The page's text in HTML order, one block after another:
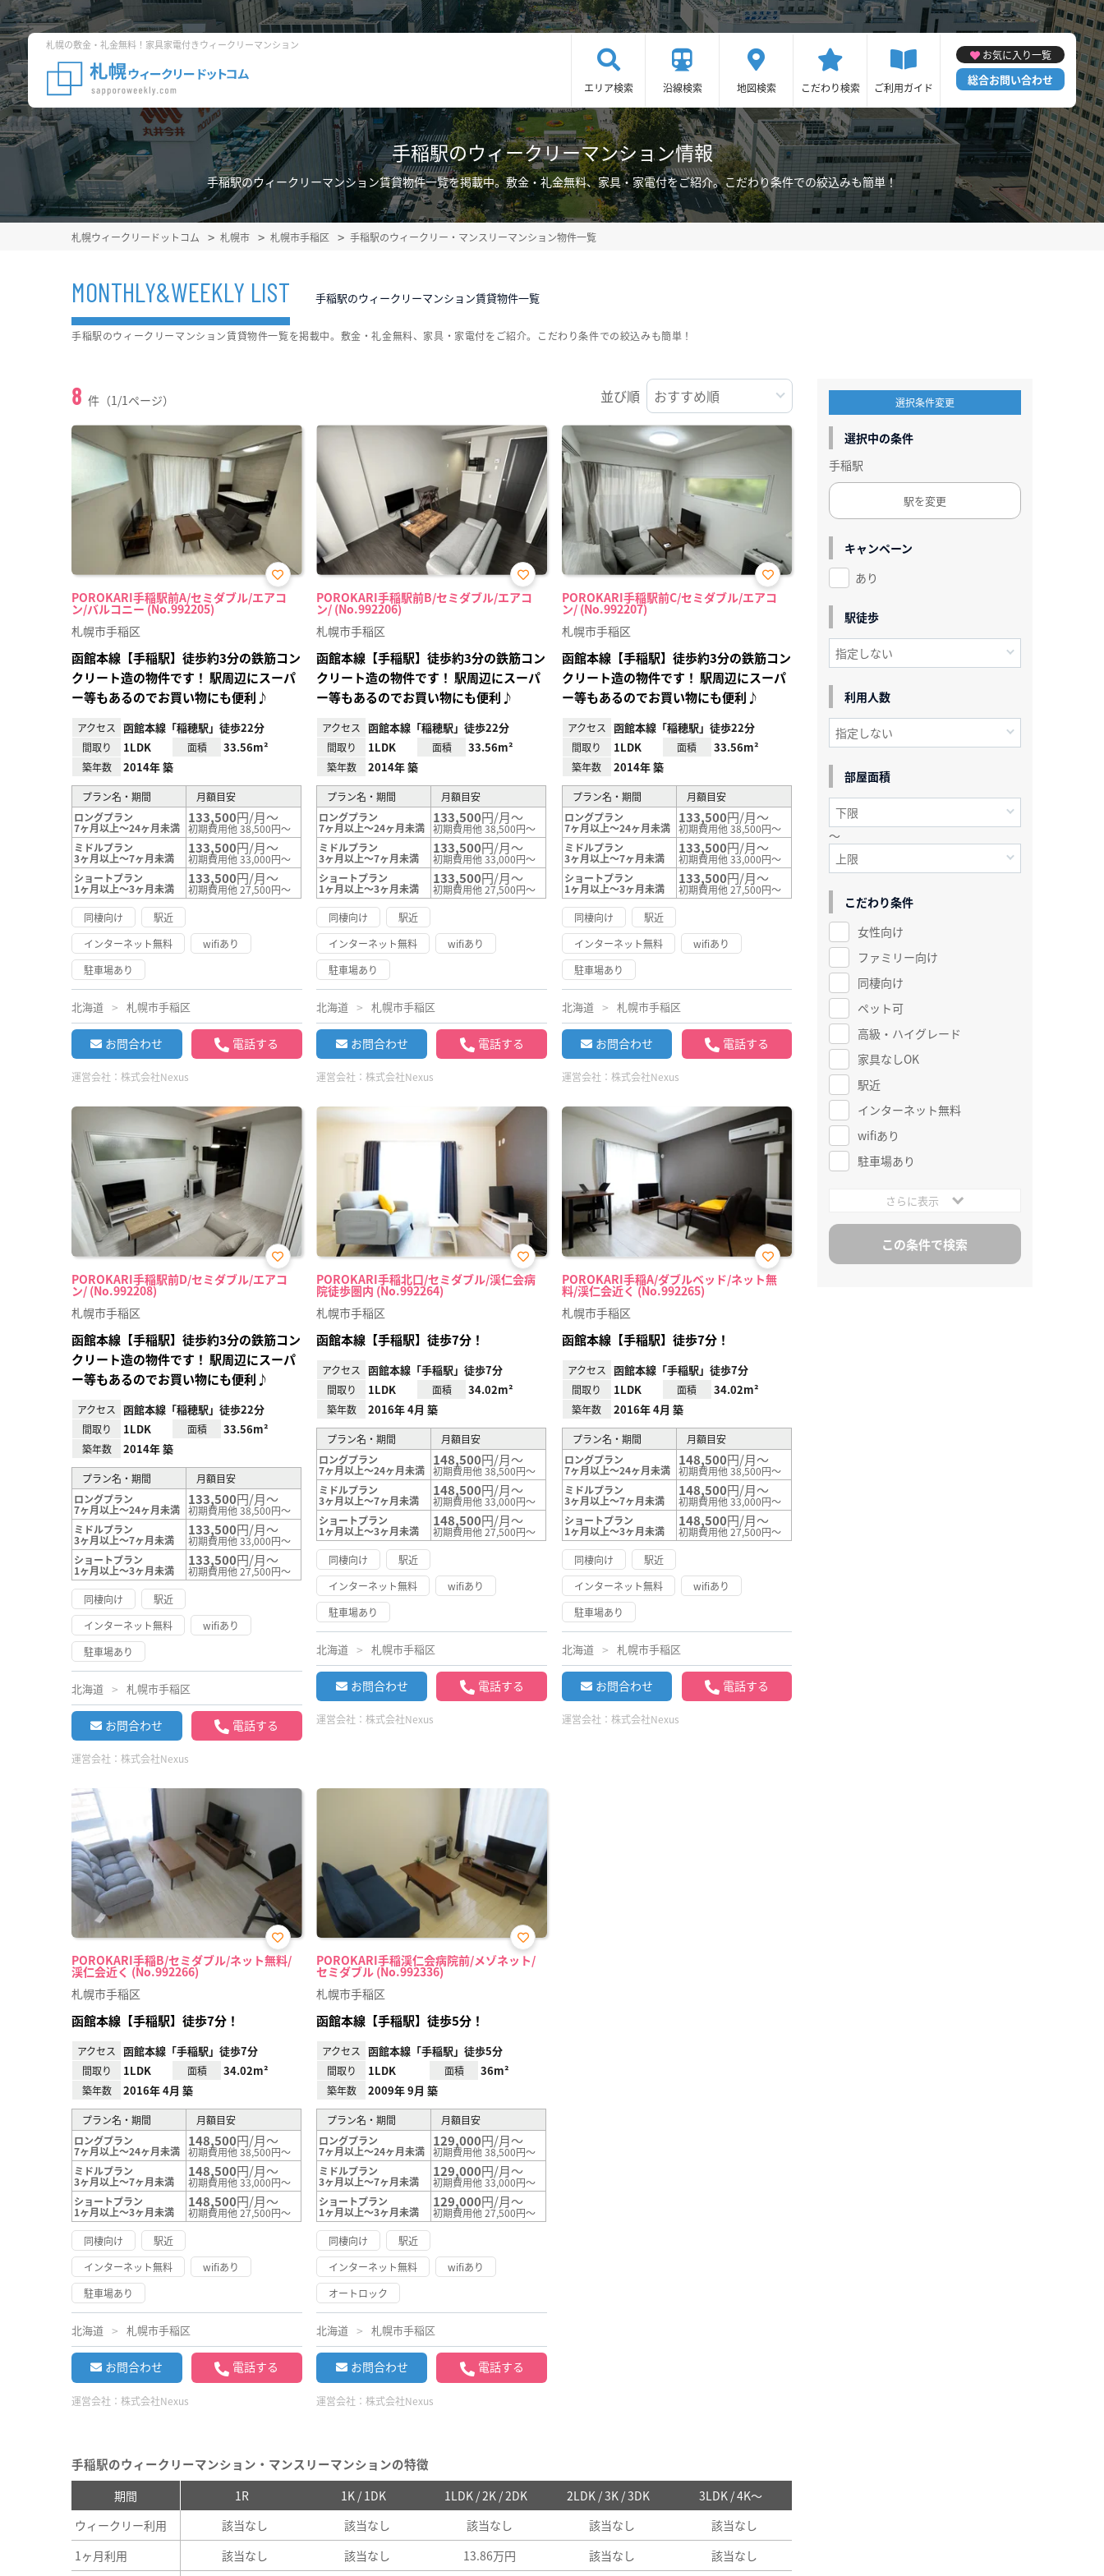
札幌の敷金・礼金無料！家具家電付きウィークリーマンション
エリア検索 沿線検索 地図検索 こだわり検索 ご利用ガイド
お気に入り一覧
総合お問い合わせ
手稲駅のウィークリーマンション情報
手稲駅のウィークリーマンション賃貸物件一覧を掲載中。敷金・礼金無料、家具・家電付をご紹介。こだわり条件での絞込みも簡単！
札幌ウィークリードットコム 札幌市 札幌市手稲区 手稲駅のウィークリー・マンスリーマンション物件一覧
MONTHLY&WEEKLY LIST 手稲駅のウィークリーマンション賃貸物件一覧
8 件（1/1ページ） 並び順
POROKARI手稲駅前A/セミダブル/エアコ
ン/バルコニー (No.992205)
お気
に入
札幌市手稲区
函館本線【手稲駅】徒歩約3分の鉄筋コン
クリート造の物件です！ 駅周辺にスーパ
ー等もあるのでお買い物にも便利♪
アクセス 函館本線「稲穂駅」徒歩22分
間取り 1LDK 面積 33.56m²
築年数 2014年 築
プラン名・期間
月額目安
ロングプラン
7ヶ月以上～24ヶ月未満
133,500円/月～
初期費用他 38,500円～
ミドルプラン
3ヶ月以上～7ヶ月未満
133,500円/月～
初期費用他 33,000円～
ショートプラン
1ヶ月以上～3ヶ月未満
133,500円/月～
初期費用他 27,500円～
同棲向け
駅近
インターネット無料
wifiあり
駐車場あり
北海道 札幌市手稲区
お問合わせ 電話する
運営会社： 株式会社Nexus
POROKARI手稲駅前B/セミダブル/エアコ
ン/ (No.992206)
お気
に入
札幌市手稲区
函館本線【手稲駅】徒歩約3分の鉄筋コン
クリート造の物件です！ 駅周辺にスーパ
ー等もあるのでお買い物にも便利♪
アクセス 函館本線「稲穂駅」徒歩22分
間取り 1LDK 面積 33.56m²
築年数 2014年 築
プラン名・期間
月額目安
ロングプラン
7ヶ月以上～24ヶ月未満
133,500円/月～
初期費用他 38,500円～
ミドルプラン
3ヶ月以上～7ヶ月未満
133,500円/月～
初期費用他 33,000円～
ショートプラン
1ヶ月以上～3ヶ月未満
133,500円/月～
初期費用他 27,500円～
同棲向け
駅近
インターネット無料
wifiあり
駐車場あり
北海道 札幌市手稲区
お問合わせ 電話する
運営会社：株式会社Nexus
POROKARI手稲駅前C/セミダブル/エアコ
ン/ (No.992207)
お気
に入
札幌市手稲区
函館本線【手稲駅】徒歩約3分の鉄筋コン
クリート造の物件です！ 駅周辺にスーパ
ー等もあるのでお買い物にも便利♪
アクセス 函館本線「稲穂駅」徒歩22分
間取り 1LDK 面積 33.56m²
築年数 2014年 築
プラン名・期間
月額目安
ロングプラン
7ヶ月以上～24ヶ月未満
133,500円/月～
初期費用他 38,500円～
ミドルプラン
3ヶ月以上～7ヶ月未満
133,500円/月～
初期費用他 33,000円～
ショートプラン
1ヶ月以上～3ヶ月未満
133,500円/月～
初期費用他 27,500円～
同棲向け
駅近
インターネット無料
wifiあり
駐車場あり
北海道 札幌市手稲区
お問合わせ 電話する
運営会社： 株式会社Nexus
POROKARI手稲駅前D/セミダブル/エアコ
ン/ (No.992208)
お気
に入
札幌市手稲区
函館本線【手稲駅】徒歩約3分の鉄筋コン
クリート造の物件です！ 駅周辺にスーパ
ー等もあるのでお買い物にも便利♪
アクセス 函館本線「稲穂駅」徒歩22分
間取り 1LDK 面積 33.56m²
築年数 2014年 築
プラン名・期間
月額目安
ロングプラン
7ヶ月以上～24ヶ月未満
133,500円/月～
初期費用他 38,500円～
ミドルプラン
3ヶ月以上～7ヶ月未満
133,500円/月～
初期費用他 33,000円～
ショートプラン
1ヶ月以上～3ヶ月未満
133,500円/月～
初期費用他 27,500円～
同棲向け
駅近
インターネット無料
wifiあり
駐車場あり
北海道 札幌市手稲区
お問合わせ 電話する
運営会社： 株式会社Nexus
POROKARI手稲北口/セミダブル/渓仁会病
院徒歩圏内 (No.992264)
お気
に入
札幌市手稲区
函館本線【手稲駅】徒歩7分！
アクセス 函館本線「手稲駅」徒歩7分
間取り 1LDK 面積 34.02m²
築年数 2016年 4月 築
プラン名・期間
月額目安
ロングプラン
7ヶ月以上～24ヶ月未満
148,500円/月～
初期費用他 38,500円～
ミドルプラン
3ヶ月以上～7ヶ月未満
148,500円/月～
初期費用他 33,000円～
ショートプラン
1ヶ月以上～3ヶ月未満
148,500円/月～
初期費用他 27,500円～
同棲向け
駅近
インターネット無料
wifiあり
駐車場あり
北海道 札幌市手稲区
お問合わせ 電話する
運営会社：株式会社Nexus
POROKARI手稲A/ダブルベッド/ネット無
料/渓仁会近く (No.992265)
お気
に入
札幌市手稲区
函館本線【手稲駅】徒歩7分！
アクセス 函館本線「手稲駅」徒歩7分
間取り 1LDK 面積 34.02m²
築年数 2016年 4月 築
プラン名・期間
月額目安
ロングプラン
7ヶ月以上～24ヶ月未満
148,500円/月～
初期費用他 38,500円～
ミドルプラン
3ヶ月以上～7ヶ月未満
148,500円/月～
初期費用他 33,000円～
ショートプラン
1ヶ月以上～3ヶ月未満
148,500円/月～
初期費用他 27,500円～
同棲向け
駅近
インターネット無料
wifiあり
駐車場あり
北海道 札幌市手稲区
お問合わせ 電話する
運営会社： 株式会社Nexus
POROKARI手稲B/セミダブル/ネット無料/
渓仁会近く (No.992266)
お気
に入
札幌市手稲区
函館本線【手稲駅】徒歩7分！
アクセス 函館本線「手稲駅」徒歩7分
間取り 1LDK 面積 34.02m²
築年数 2016年 4月 築
プラン名・期間
月額目安
ロングプラン
7ヶ月以上～24ヶ月未満
148,500円/月～
初期費用他 38,500円～
ミドルプラン
3ヶ月以上～7ヶ月未満
148,500円/月～
初期費用他 33,000円～
ショートプラン
1ヶ月以上～3ヶ月未満
148,500円/月～
初期費用他 27,500円～
同棲向け
駅近
インターネット無料
wifiあり
駐車場あり
北海道 札幌市手稲区
お問合わせ 電話する
運営会社： 株式会社Nexus
POROKARI手稲渓仁会病院前/メゾネット/
セミダブル (No.992336)
お気
に入
札幌市手稲区
函館本線【手稲駅】徒歩5分！
アクセス 函館本線「手稲駅」徒歩5分
間取り 1LDK 面積 36m²
築年数 2009年 9月 築
プラン名・期間
月額目安
ロングプラン
7ヶ月以上～24ヶ月未満
129,000円/月～
初期費用他 38,500円～
ミドルプラン
3ヶ月以上～7ヶ月未満
129,000円/月～
初期費用他 33,000円～
ショートプラン
1ヶ月以上～3ヶ月未満
129,000円/月～
初期費用他 27,500円～
同棲向け
駅近
インターネット無料
wifiあり
オートロック
北海道 札幌市手稲区
お問合わせ 電話する
運営会社：株式会社Nexus
手稲駅のウィークリーマンション・マンスリーマンションの特徴
期間 1R 1K / 1DK 1LDK / 2K / 2DK 2LDK / 3K / 3DK
3LDK / 4K～
ウィークリー利用
該当なし 該当なし 該当なし 該当なし
該当なし
1ヶ月利用
該当なし 該当なし 13.86万円 該当なし 該当なし
手稲駅のウィークリーマンション賃貸物件一覧を掲載中。敷金・礼金無料、家具・家電付をご紹介。こだわり条件での絞込みも簡単！
選択条件変更
選択中の条件
手稲駅
駅を変更
キャンペーン
あり
駅徒歩
利用人数
部屋面積
～
こだわり条件
女性向け
ファミリー向け
同棲向け
ペット可
高級・ハイグレード
家具なしOK
駅近
インターネット無料
wifiあり
駐車場あり
さらに表示